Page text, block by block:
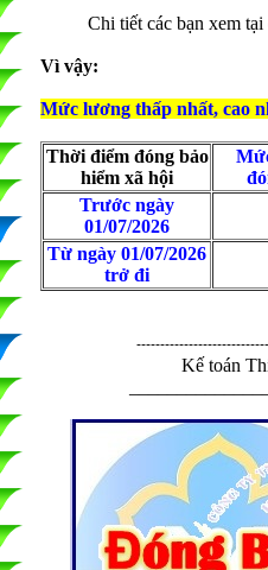
Chi tiết các bạn xem tại
Vì vậy:
Mức lương thấp nhất, cao
Thời điểm đóng bảo
hiểm xã hội
Trước ngày
01/07/2026
Từ ngày 01/07/2026
trở đi
Kế toán